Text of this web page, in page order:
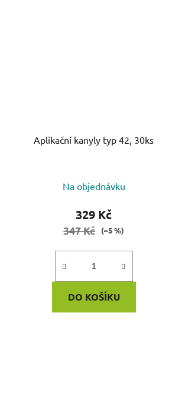
Aplikační kanyly typ 42, 30ks
Na objednávku
329 Kč
347 Kč (–5 %)
DO KOŠÍKU